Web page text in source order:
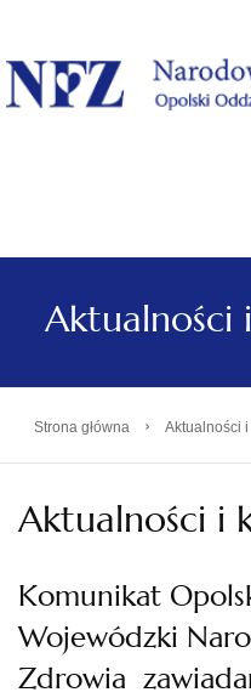
.
Aktualności
Strona główna › Aktualności
Aktualności i
Komunikat
Wojewódzki
Zdrowia